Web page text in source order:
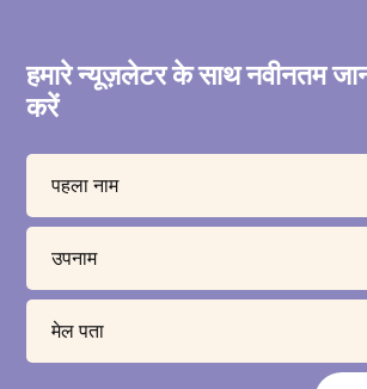
हमारे न्यूज़लेटर के साथ नवीनतम
करें